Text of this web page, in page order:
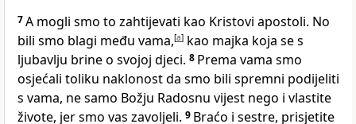
7A mogli smo to zahtijevati kao Kristovi apostoli. No
bili smo blagi među vama,[a] kao majka koja se s
ljubavlju brine o svojoj djeci. 8 Prema vama smo
osjećali toliku naklonost da smo bili spremni podijeliti
s vama, ne samo Božju Radosnu vijest nego i vlastite
živote, jer smo vas zavoljeli. 9 Braćo i sestre, prisjetite